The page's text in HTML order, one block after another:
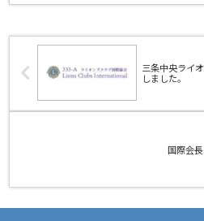
三条中央ライ
しました。
国際会